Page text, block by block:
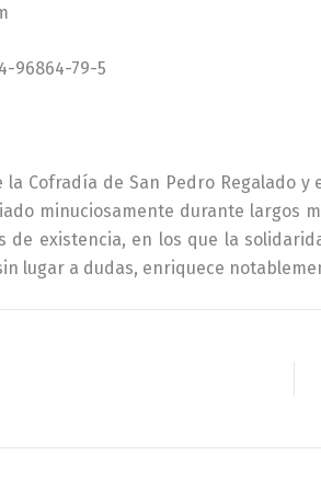
96864-79-5
Cofradía de San Pedro Regalado
minuciosamente durante largos
existencia, en los que la
lugar a dudas, enriquece